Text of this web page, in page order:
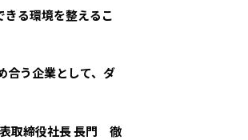
る環境を整えるこ
合う企業として、ダ
取締役社長 長門 徹